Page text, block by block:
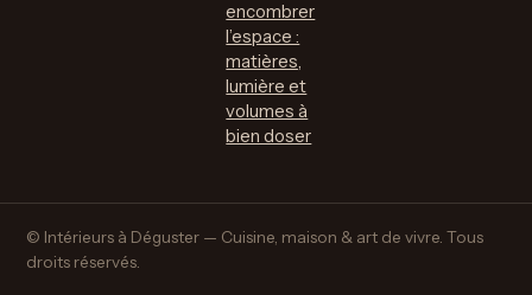
encombrer
l’espace :
matières,
lumière et
volumes à
bien doser
© Intérieurs à Déguster — Cuisine, maison & art de vivre. Tous
droits réservés.